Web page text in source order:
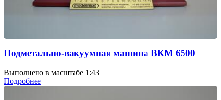
Подметально-вакуумная машина ВКМ 6500
Выполнено в масштабе 1:43
Подробнее